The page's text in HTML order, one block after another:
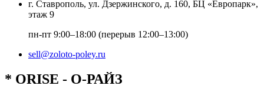
г. Ставрополь, ул. Дзержинского, д. 160, БЦ «Европарк»,
этаж 9
пн-пт 9:00–18:00 (перерыв 12:00–13:00)
sell@zoloto-poley.ru
* ORISE - О-РАЙЗ